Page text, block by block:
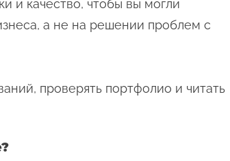
и качество, чтобы вы могли
а не на решении проблем с
проверять портфолио и читать